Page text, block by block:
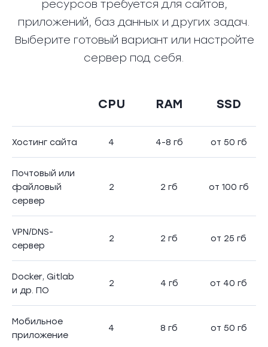
ресурсов требуется для сайтов,
приложений, баз данных и других задач.
Выберите готовый вариант или настройте
сервер под себя.
CPU RAM SSD
Хостинг сайта 4 4-8 гб от 50 гб
Почтовый или
файловый
сервер
2 2 гб от 100 гб
VPN/DNS-
сервер
2 2 гб от 25 гб
Docker, Gitlab
и др. ПО
2 4 гб от 40 гб
Мобильное
приложение
4 8 гб от 50 гб